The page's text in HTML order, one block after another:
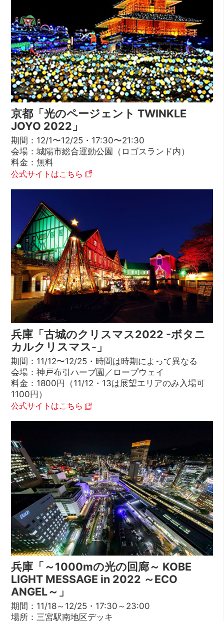
京都「光のページェント TWINKLE
JOYO 2022」
期間：12/1〜12/25・17:30〜21:30
会場：城陽市総合運動公園（ロゴスランド内）
料金：無料
公式サイトはこちら
兵庫「古城のクリスマス2022 -ボタニ
カルクリスマス-」
期間：11/12〜12/25・時間は時期によって異なる
会場：神戸布引ハーブ園／ロープウェイ
料金：1800円（11/12・13は展望エリアのみ入場可
1100円）
公式サイトはこちら
兵庫「～1000mの光の回廊～ KOBE
LIGHT MESSAGE in 2022 ～ECO
ANGEL～」
期間：11/18～12/25・17:30～23:00
場所：三宮駅南地区デッキ